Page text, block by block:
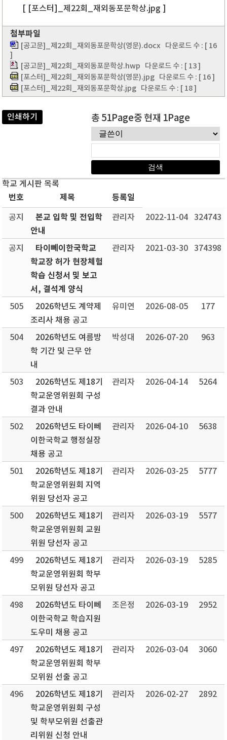
[ [포스터]_제22회_재외동포문학상.jpg ]
첨부파일
[공고문]_제22회_재외동포문학상(영문).docx 다운로드 수 : [ 16
]
[공고문]_제22회_재외동포문학상.hwp 다운로드 수 : [ 13 ]
[포스터]_제22회_재외동포문학상(영문).jpg 다운로드 수 : [ 16 ]
[포스터]_제22회_재외동포문학상.jpg 다운로드 수 : [ 18 ]
인쇄하기 총 51Page중 현재 1Page
학교 게시판 목록
번호 제목 등록일
공지
본교 입학 및 전입학
안내
관리자 2022-11-04 324743
공지
타이뻬이한국학교
학교장 허가 현장체험
학습 신청서 및 보고
서, 결석계 양식
관리자 2021-03-30 374398
505
2026학년도 계약제
조리사 채용 공고
유미연 2026-08-05 177
504
2026학년도 여름방
학 기간 및 근무 안
내
박성대 2026-07-20 963
503
2026학년도 제18기
학교운영위원회 구성
결과 안내
관리자 2026-04-14 5264
502
2026학년도 타이뻬
이한국학교 행정실장
채용 공고
관리자 2026-04-10 5638
501
2026학년도 제18기
학교운영위원회 지역
위원 당선자 공고
관리자 2026-03-25 5777
500
2026학년도 제18기
학교운영위원회 교원
위원 당선자 공고
관리자 2026-03-19 5577
499
2026학년도 제18기
학교운영위원회 학부
모위원 당선자 공고
관리자 2026-03-19 5285
498
2026학년도 타이뻬
이한국학교 학습지원
도우미 채용 공고
조은정 2026-03-19 2952
497
2026학년도 제18기
학교운영위원회 학부
모위원 선출 공고
관리자 2026-03-04 3060
496
2026학년도 제18기
학교운영위원회 구성
및 학부모위원 선출관
리위원 신청 안내
관리자 2026-02-27 2892